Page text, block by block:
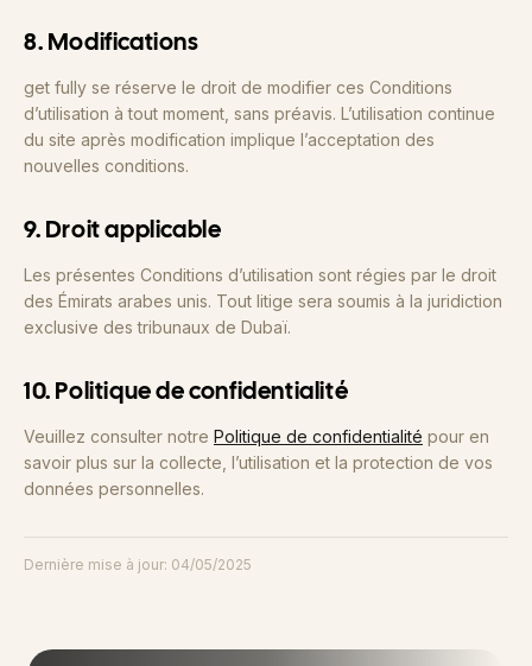
8. Modifications
get fully se réserve le droit de modifier ces Conditions
d’utilisation à tout moment, sans préavis. L’utilisation continue
du site après modification implique l’acceptation des
nouvelles conditions.
9. Droit applicable
Les présentes Conditions d’utilisation sont régies par le droit
des Émirats arabes unis. Tout litige sera soumis à la juridiction
exclusive des tribunaux de Dubaï.
10. Politique de confidentialité
Veuillez consulter notre Politique de confidentialité pour en
savoir plus sur la collecte, l’utilisation et la protection de vos
données personnelles.
Dernière mise à jour: 04/05/2025